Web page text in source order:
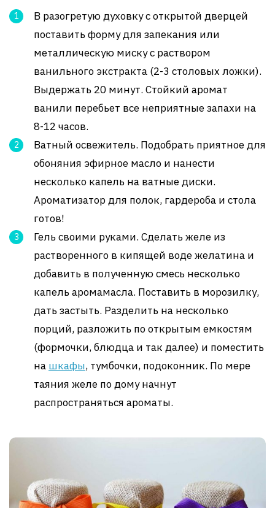
В разогретую духовку с открытой дверцей
поставить форму для запекания или
металлическую миску с раствором
ванильного экстракта (2-3 столовых ложки).
Выдержать 20 минут. Стойкий аромат
ванили перебьет все неприятные запахи на
8-12 часов.
Ватный освежитель. Подобрать приятное для
обоняния эфирное масло и нанести
несколько капель на ватные диски.
Ароматизатор для полок, гардероба и стола
готов!
Гель своими руками. Сделать желе из
растворенного в кипящей воде желатина и
добавить в полученную смесь несколько
капель аромамасла. Поставить в морозилку,
дать застыть. Разделить на несколько
порций, разложить по открытым емкостям
(формочки, блюдца и так далее) и поместить
на шкафы, тумбочки, подоконник. По мере
таяния желе по дому начнут
распространяться ароматы.